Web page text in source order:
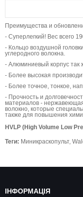
Преимущества и
- Суперлегкий! Вес всего
- Кольцо воздушной
углеродного волокна.
- Алюминиевый корпус так
- Более высокая
- Более точное, тонкое,
- Прочность и
материалов -
волокно, которые
также для повышения
HVLP (High Volume Low
Теги: Миникраскопульт,
ІНФОРМАЦІЯ